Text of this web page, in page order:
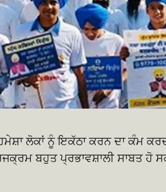
ਹਮੇਸ਼ਾ ਲੋਕਾਂ ਨੂੰ ਇਕੱਠਾ ਕਰਨ ਦਾ ਕੰਮ
ਬਹੁਤ ਪ੍ਰਭਾਵਸ਼ਾਲੀ ਸਾਬਤ ਹੋ